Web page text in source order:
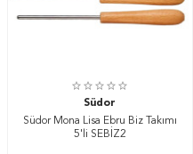
Südor
Südor Mona Lisa Ebru Biz Takımı
5'li SEBİZ2